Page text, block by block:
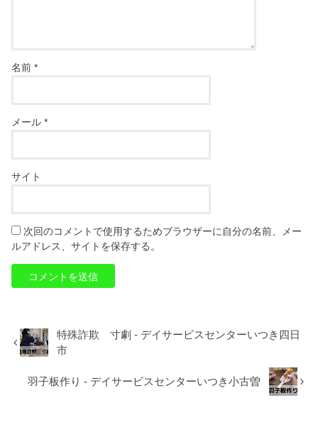
名前*
メール*
サイト
次回のコメントで使用するためブラウザーに自分の名前、メー
ルアドレス、サイトを保存する。
特殊詐欺 寸劇 - デイサービスセンターいつき四日
市
羽子板作り - デイサービスセンターいつき小古曽